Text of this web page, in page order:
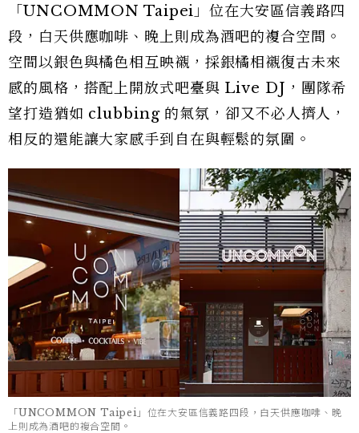
「UNCOMMON Taipei」位在大安區信義路四
段，白天供應咖啡、晚上則成為酒吧的複合空間。
空間以銀色與橘色相互映襯，採銀橘相襯復古未來
感的風格，搭配上開放式吧臺與 Live DJ，團隊希
望打造猶如 clubbing 的氣氛，卻又不必人擠人，
相反的還能讓大家感手到自在與輕鬆的氛圍。
「UNCOMMON Taipei」位在大安區信義路四段，白天供應咖啡、晚
上則成為酒吧的複合空間。